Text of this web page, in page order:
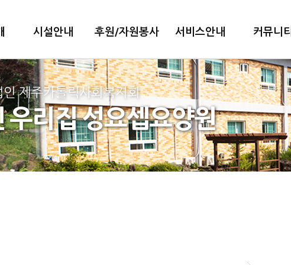
시설안내 후원/자원봉사 서비스안내 커뮤니티
제주카톨릭사회복지회
우리집 성요셉요양원